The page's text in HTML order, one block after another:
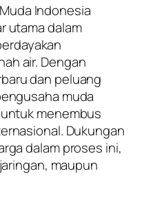
Indonesia
utama dalam
air. Dengan
dan peluang
muda
menembus
Dukungan
dalam proses ini,
maupun